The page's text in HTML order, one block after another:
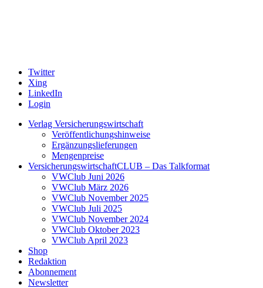
Twitter
Xing
LinkedIn
Login
Verlag Versicherungswirtschaft
Veröffentlichungshinweise
Ergänzungslieferungen
Mengenpreise
VersicherungswirtschaftCLUB – Das Talkformat
VWClub Juni 2026
VWClub März 2026
VWClub November 2025
VWClub Juli 2025
VWClub November 2024
VWClub Oktober 2023
VWClub April 2023
Shop
Redaktion
Abonnement
Newsletter